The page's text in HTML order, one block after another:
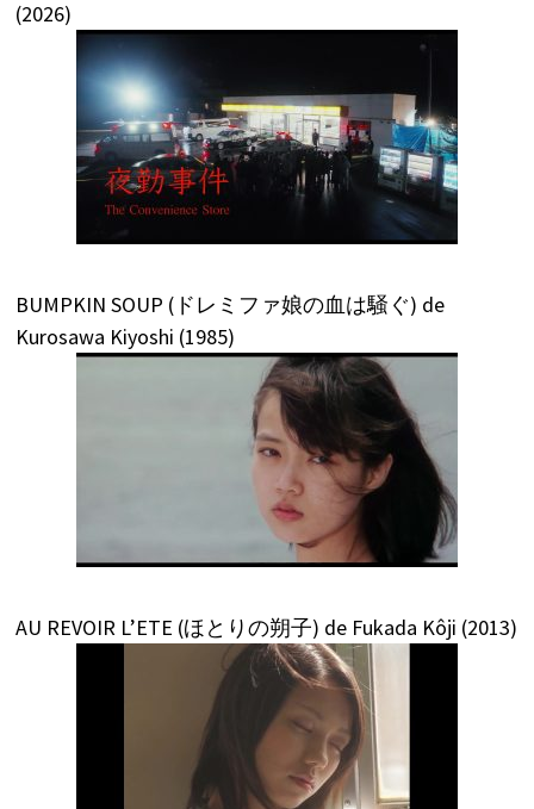
(2026)
BUMPKIN SOUP (ドレミファ娘の血は騒ぐ) de
Kurosawa Kiyoshi (1985)
AU REVOIR L’ETE (ほとりの朔子) de Fukada Kôji (2013)